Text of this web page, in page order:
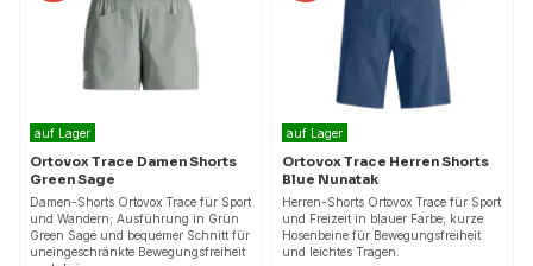
auf Lager
Ortovox Trace Damen Shorts
Green Sage
Damen-Shorts Ortovox Trace für Sport
und Wandern; Ausführung in Grün
Green Sage und bequemer Schnitt für
uneingeschränkte Bewegungsfreiheit
auf Lager
Ortovox Trace Herren Shorts
Blue Nunatak
Herren-Shorts Ortovox Trace für Sport
und Freizeit in blauer Farbe; kurze
Hosenbeine für Bewegungsfreiheit
und leichtes Tragen.